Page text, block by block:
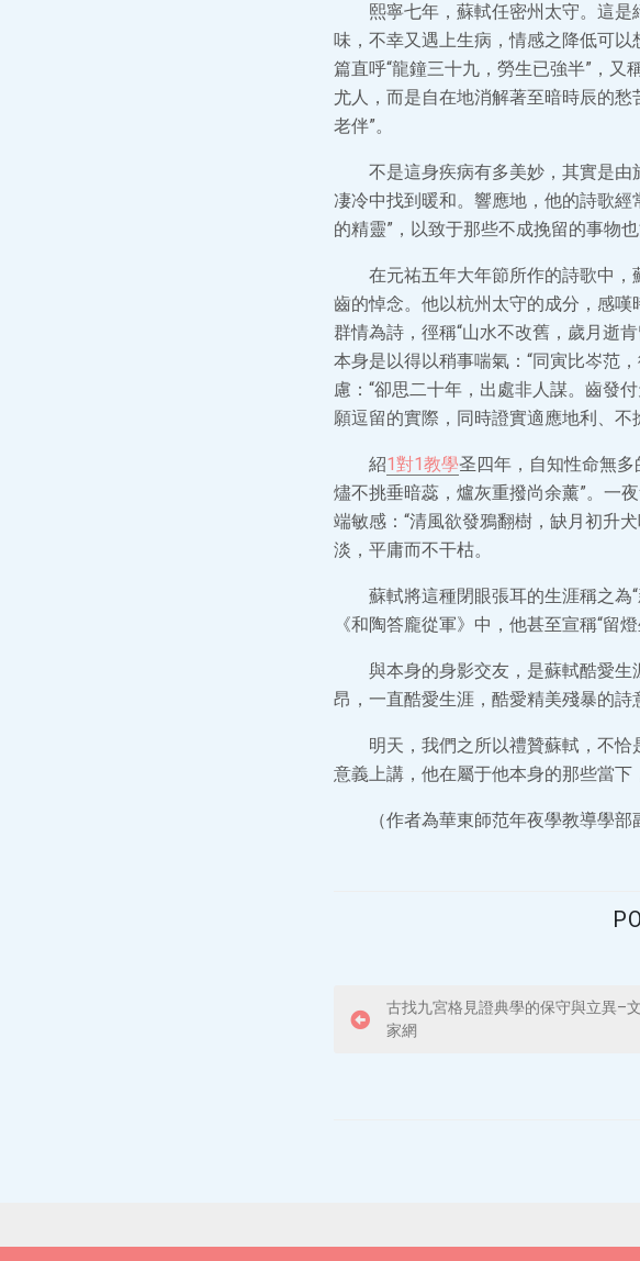
熙寧七年，蘇軾任密州太守。這是
味，不幸又遇上生病，情感之降低可
篇直呼“龍鐘三十九，勞生已強半”，又
尤人，而是自在地消解著至暗時辰的
老伴”。
不是這身疾病有多美妙，其實是由
凄冷中找到暖和。響應地，他的詩歌
的精靈”，以致于那些不成挽留的事物
在元祐五年大年節所作的詩歌中
齒的悼念。他以杭州太守的成分，感
群情為詩，徑稱“山水不改舊，歲月逝
本身是以得以稍事喘氣：“同寅比岑范
慮：“卻思二十年，出處非人謀。齒發
願逗留的實際，同時證實適應地利、不
紹1對1教學圣四年，自知性命無
燼不挑垂暗蕊，爐灰重撥尚余薰”。一
端敏感：“清風欲發鴉翻樹，缺月初升
淡，平庸而不干枯。
蘇軾將這種閉眼張耳的生涯稱之為
《和陶答龐從軍》中，他甚至宣稱“留
與本身的身影交友，是蘇軾酷愛
昂，一直酷愛生涯，酷愛精美殘暴的詩
明天，我們之所以禮贊蘇軾，不
意義上講，他在屬于他本身的那些當下
（作者為華東師范年夜學教導學部
P
古找九宮格見證典學的保守與立異–
家網